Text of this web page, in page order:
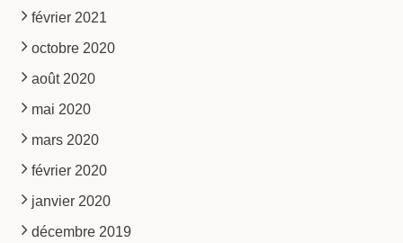
février 2021
octobre 2020
août 2020
mai 2020
mars 2020
février 2020
janvier 2020
décembre 2019